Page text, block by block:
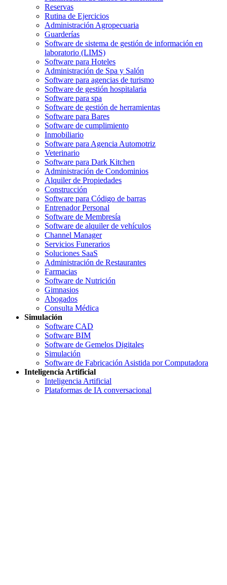
Reservas
Rutina de Ejercicios
Administración Agropecuaria
Guarderías
Software de sistema de gestión de información en
laboratorio (LIMS)
Software para Hoteles
Administración de Spa y Salón
Software para agencias de turismo
Software de gestión hospitalaria
Software para spa
Software de gestión de herramientas
Software para Bares
Software de cumplimiento
Inmobiliario
Software para Agencia Automotriz
Veterinario
Software para Dark Kitchen
Administración de Condominios
Alquiler de Propiedades
Construcción
Software para Código de barras
Entrenador Personal
Software de Membresía
Software de alquiler de vehículos
Channel Manager
Servicios Funerarios
Soluciones SaaS
Administración de Restaurantes
Farmacias
Software de Nutrición
Gimnasios
Abogados
Consulta Médica
Simulación
Software CAD
Software BIM
Software de Gemelos Digitales
Simulación
Software de Fabricación Asistida por Computadora
Inteligencia Artificial
Inteligencia Artificial
Plataformas de IA conversacional